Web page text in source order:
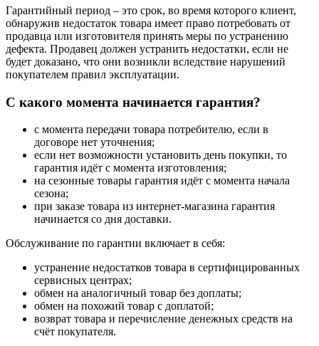
Гарантийный период – это срок, во время которого клиент,
обнаружив недостаток товара имеет право потребовать от
продавца или изготовителя принять меры по устранению
дефекта. Продавец должен устранить недостатки, если не
будет доказано, что они возникли вследствие нарушений
покупателем правил эксплуатации.
С какого момента начинается гарантия?
с момента передачи товара потребителю, если в
договоре нет уточнения;
если нет возможности установить день покупки, то
гарантия идёт с момента изготовления;
на сезонные товары гарантия идёт с момента начала
сезона;
при заказе товара из интернет-магазина гарантия
начинается со дня доставки.
Обслуживание по гарантии включает в себя:
устранение недостатков товара в сертифицированных
сервисных центрах;
обмен на аналогичный товар без доплаты;
обмен на похожий товар с доплатой;
возврат товара и перечисление денежных средств на
счёт покупателя.